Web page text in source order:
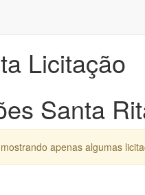
Licitação
Santa
apenas algumas